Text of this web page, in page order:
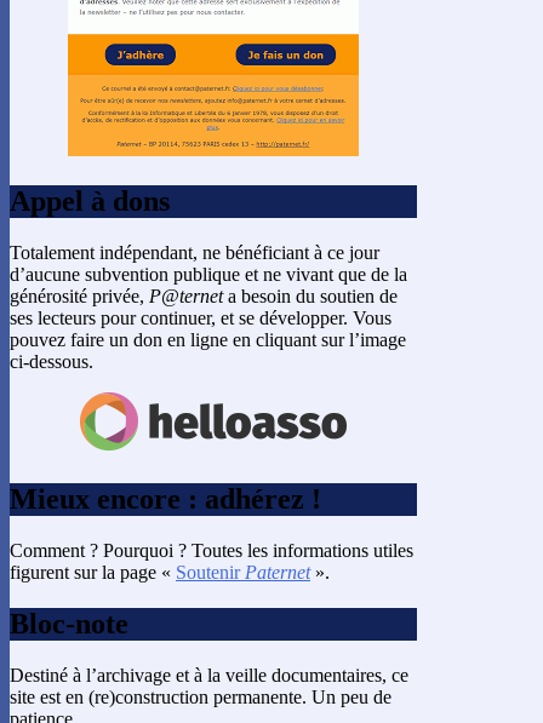
Appel à dons
Totalement indépendant, ne bénéficiant à ce jour
d’aucune subvention publique et ne vivant que de la
générosité privée, P@terneta besoin du soutien de
ses lecteurs pour continuer, et se développer. Vous
pouvez faire un don en ligne en cliquant sur l’image
ci-dessous.
Mieux encore : adhérez !
Comment ? Pourquoi ? Toutes les informations utiles
figurent sur la page « Soutenir Paternet».
Bloc-note
Destiné à l’archivage et à la veille documentaires, ce
site est en (re)construction permanente. Un peu de
patience…